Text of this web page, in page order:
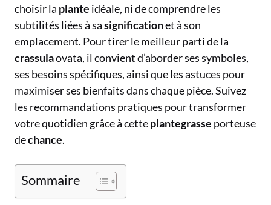
choisir la plante idéale, ni de comprendre les
subtilités liées à sasignificationet à son
emplacement. Pour tirer le meilleur parti de la
crassulaovata, il convient d’aborder ses symboles,
ses besoins spécifiques, ainsi que les astuces pour
maximiser ses bienfaits dans chaque pièce. Suivez
les recommandations pratiques pour transformer
votre quotidien grâce à cetteplantegrasse porteuse
dechance.
Sommaire